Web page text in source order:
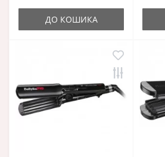
ДО КОШИКА